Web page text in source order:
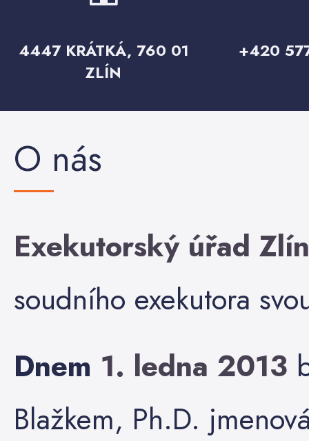
4447 KRÁTKÁ, 760 01
ZLÍN
+420
O nás
Exekutorský úřad Zlín
soudního exekutora
Dnem 1. ledna 2013
Blažkem, Ph.D.